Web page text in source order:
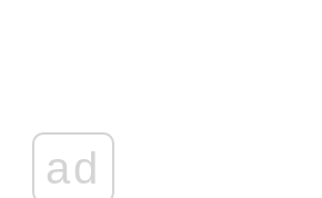
ad